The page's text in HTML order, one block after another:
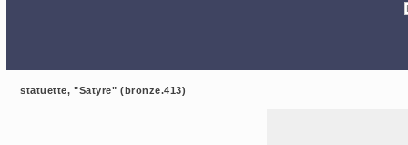
statuette, "Satyre" (bronze.413)